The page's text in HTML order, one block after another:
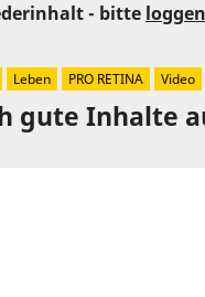
gute Inhalte
- bitte
Leben PRO RETINA Video